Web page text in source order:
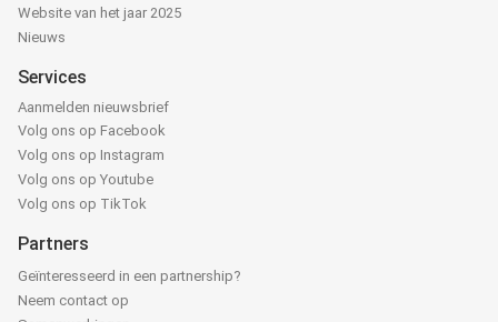
Website van het jaar 2025
Nieuws
Services
Aanmelden nieuwsbrief
Volg ons op Facebook
Volg ons op Instagram
Volg ons op Youtube
Volg ons op TikTok
Partners
Geïnteresseerd in een partnership?
Neem contact op